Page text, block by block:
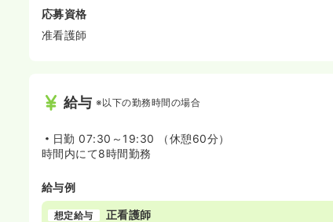
応募資格
准看護師
給与 ※以下の勤務時間の場合
日勤 07:30～19:30 （休憩60分）
時間内にて8時間勤務
給与例
想定給与 正看護師